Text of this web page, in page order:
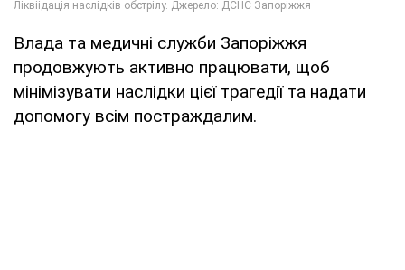
Влада та медичні служби Запоріжжя
продовжують активно працювати, щоб
мінімізувати наслідки цієї трагедії та надати
допомогу всім постраждалим.